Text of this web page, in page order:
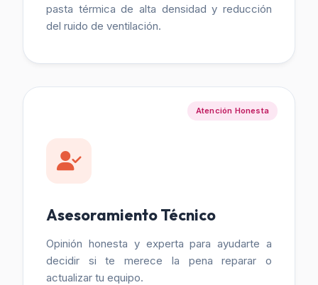
pasta térmica de alta densidad y reducción
del ruido de ventilación.
Atención Honesta
Asesoramiento Técnico
Opinión honesta y experta para ayudarte a
decidir si te merece la pena reparar o
actualizar tu equipo.